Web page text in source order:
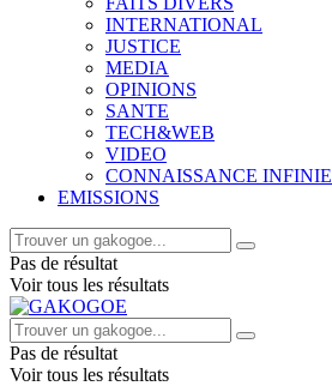
INTERNATIONAL
JUSTICE
MEDIA
OPINIONS
SANTE
TECH&WEB
VIDEO
CONNAISSANCE INFINIE
EMISSIONS
Pas de résultat
Voir tous les résultats
Pas de résultat
Voir tous les résultats